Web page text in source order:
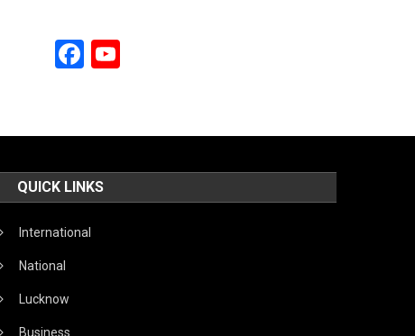
Facebook
QUICK LINKS
International
National
Lucknow
Business